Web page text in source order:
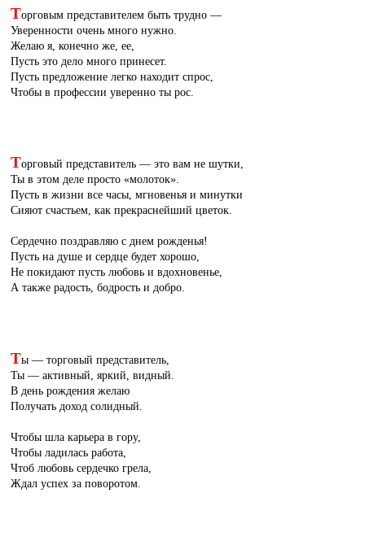
Торговым представителем быть трудно —
Уверенности очень много нужно.
Желаю я, конечно же, ее,
Пусть это дело много принесет.
Пусть предложение легко находит спрос,
Чтобы в профессии уверенно ты рос.
Торговый представитель — это вам не шутки,
Ты в этом деле просто «молоток».
Пусть в жизни все часы, мгновенья и минутки
Сияют счастьем, как прекраснейший цветок.
Сердечно поздравляю с днем рожденья!
Пусть на душе и сердце будет хорошо,
Не покидают пусть любовь и вдохновенье,
А также радость, бодрость и добро.
Ты — торговый представитель,
Ты — активный, яркий, видный.
В день рождения желаю
Получать доход солидный.
Чтобы шла карьера в гору,
Чтобы ладилась работа,
Чтоб любовь сердечко грела,
Ждал успех за поворотом.